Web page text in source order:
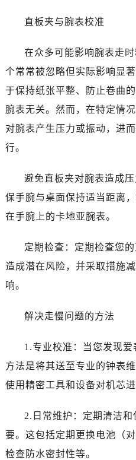
直板夹与腕表校准
在众多可能影响腕表走
个常常被忽略但实际影响显
于保持纸张平整、防止卷曲
腕表无关。然而，在特定情
对腕表产生压力或振动，进
行。
避免直板夹对腕表造成
保手腕与桌面保持适当距离
在手腕上的卡地亚腕表。
定期检查：定期检查您
造成潜在风险，并采取措施
响。
解决走慢问题的方法
1.专业校准：当您发现
方法是将其送至专业的钟表
使用精密工具和设备对机芯
2.日常维护：定期清洁
要。这包括定期更换电池（
检查防水密封性等。